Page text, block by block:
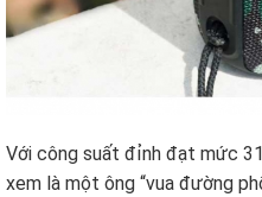
Với công suất đỉnh đạt mức
xem là một ông “vua đường